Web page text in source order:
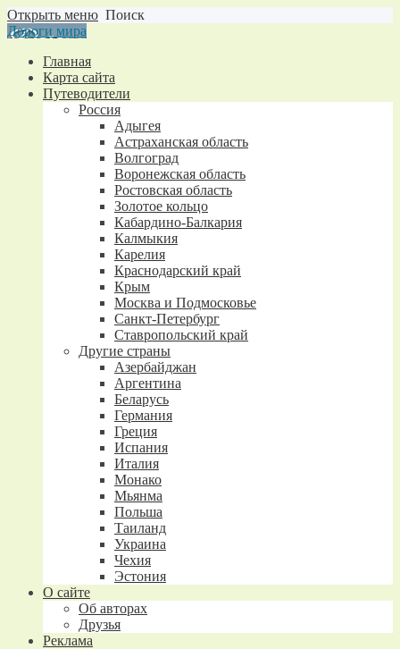
Открыть меню Поиск
Дороги мира
Главная
Карта сайта
Путеводители
Россия
Адыгея
Астраханская область
Волгоград
Воронежская область
Ростовская область
Золотое кольцо
Кабардино-Балкария
Калмыкия
Карелия
Краснодарский край
Крым
Москва и Подмосковье
Санкт-Петербург
Ставропольский край
Другие страны
Азербайджан
Аргентина
Беларусь
Германия
Греция
Испания
Италия
Монако
Мьянма
Польша
Таиланд
Украина
Чехия
Эстония
О сайте
Об авторах
Друзья
Реклама